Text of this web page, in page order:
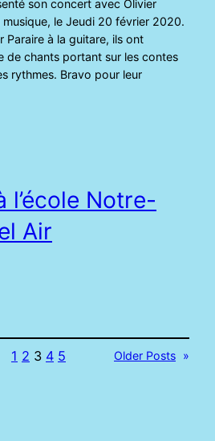
son concert avec Olivier
musique, le Jeudi 20 février 2020.
Paraire à la guitare, ils ont
de chants portant sur les contes
rythmes. Bravo pour leur
l’école Notre-
Air
1 2 3 4 5 Older Posts »